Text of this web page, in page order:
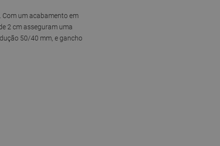
Com um acabamento em
2 cm asseguram uma
50/40 mm, e gancho